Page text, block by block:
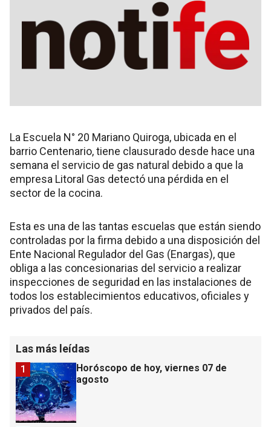
La Escuela N° 20 Mariano Quiroga, ubicada en el
barrio Centenario, tiene clausurado desde hace una
semana el servicio de gas natural debido a que la
empresa Litoral Gas detectó una pérdida en el
sector de la cocina.
Esta es una de las tantas escuelas que están siendo
controladas por la firma debido a una disposición del
Ente Nacional Regulador del Gas (Enargas), que
obliga a las concesionarias del servicio a realizar
inspecciones de seguridad en las instalaciones de
todos los establecimientos educativos, oficiales y
privados del país.
Las más leídas
Horóscopo de hoy, viernes 07 de
agosto
1